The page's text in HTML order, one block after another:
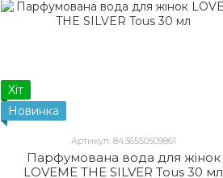
Хіт
Новинка
Артикул: 8436550509861
Парфумована вода для жінок
LOVEME THE SILVER Tous 30 мл